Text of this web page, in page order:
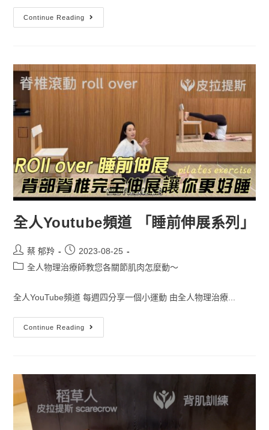
Continue Reading
全人Youtube頻道 「睡前伸展系列」
蔡 郁羚
2023-08-25
全人物理治療師教您各關節肌肉怎麼動～
全人YouTube頻道 每週四分享一個小運動 由全人物理治療...
Continue Reading